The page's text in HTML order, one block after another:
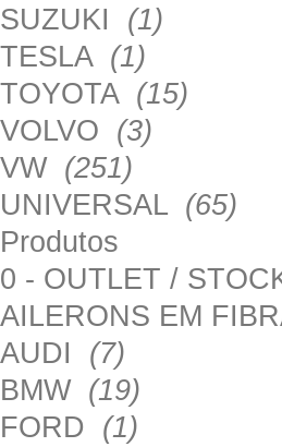
SUZUKI (1)
TESLA (1)
TOYOTA (15)
VOLVO (3)
VW (251)
UNIVERSAL (65)
Produtos
0 - OUTLET /
AILERONS EM
AUDI (7)
BMW (19)
FORD (1)